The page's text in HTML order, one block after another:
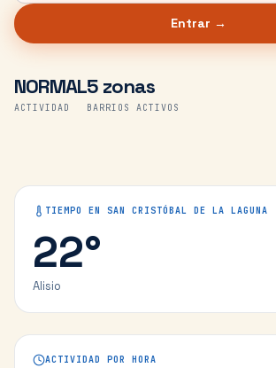
Entrar →
NORMAL
ACTIVIDAD
5 zonas
BARRIOS ACTIVOS
TIEMPO EN SAN CRISTÓBAL DE LA LAGUNA
22°
Alisio
ACTIVIDAD POR HORA